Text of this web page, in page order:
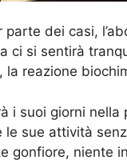
parte dei casi,
ci si sentirà
la reazione
i suoi giorni
le sue attività
gonfiore, niente